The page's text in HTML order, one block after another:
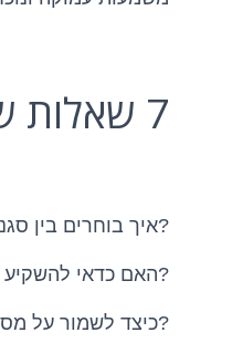
7 שאלות שחייבים לשאול לפני שקונים יודאיקה
?איך בוחרים בין
?האם כדאי להשקיע
?כיצד לשמור על